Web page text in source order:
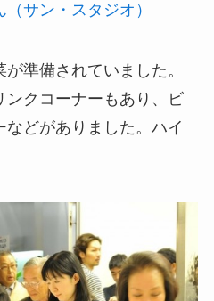
サン・スタジオ）
準備されていました。
ンクコーナーもあり、ビ
どがありました。ハイ